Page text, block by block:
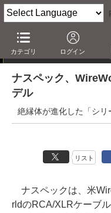
カテゴリ ログイン
ニュース
ナスペック、
デル
絶縁体が進化した「シリ
リスト
ナスペックは、米
rldのRCA/XLRケーブ